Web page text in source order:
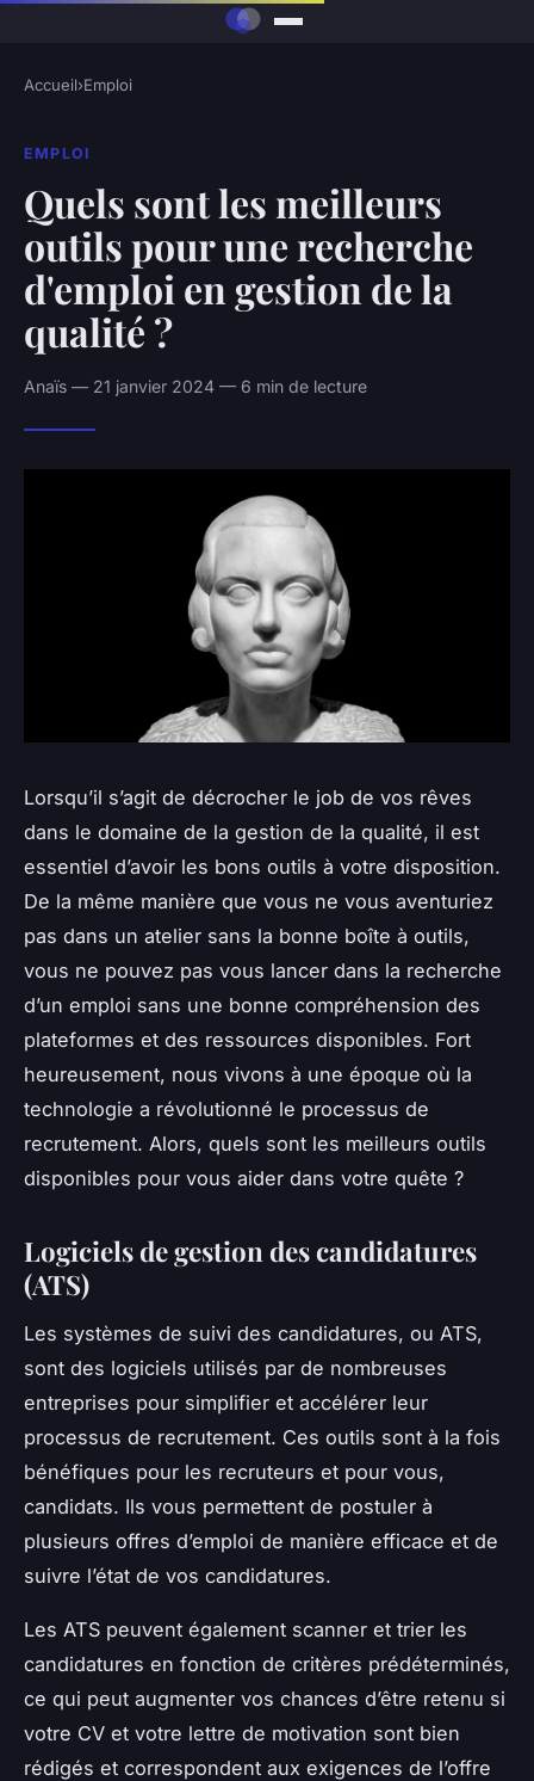
Accueil›Emploi
EMPLOI
Quels sont les meilleurs
outils pour une recherche
d'emploi en gestion de la
qualité ?
Anaïs — 21 janvier 2024 — 6 min de lecture
Lorsqu’il s’agit de décrocher le job de vos rêves
dans le domaine de la gestion de la qualité, il est
essentiel d’avoir les bons outils à votre disposition.
De la même manière que vous ne vous aventuriez
pas dans un atelier sans la bonne boîte à outils,
vous ne pouvez pas vous lancer dans la recherche
d’un emploi sans une bonne compréhension des
plateformes et des ressources disponibles. Fort
heureusement, nous vivons à une époque où la
technologie a révolutionné le processus de
recrutement. Alors, quels sont les meilleurs outils
disponibles pour vous aider dans votre quête ?
Logiciels de gestion des candidatures
(ATS)
Les systèmes de suivi des candidatures, ou ATS,
sont des logiciels utilisés par de nombreuses
entreprises pour simplifier et accélérer leur
processus de recrutement. Ces outils sont à la fois
bénéfiques pour les recruteurs et pour vous,
candidats. Ils vous permettent de postuler à
plusieurs offres d’emploi de manière efficace et de
suivre l’état de vos candidatures.
Les ATS peuvent également scanner et trier les
candidatures en fonction de critères prédéterminés,
ce qui peut augmenter vos chances d’être retenu si
votre CV et votre lettre de motivation sont bien
rédigés et correspondent aux exigences de l’offre